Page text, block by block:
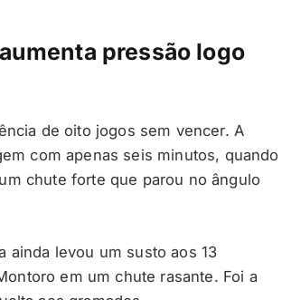
pressão logo
de oito jogos sem vencer. A
com apenas seis minutos, quando
chute forte que parou no ângulo
ainda levou um susto aos 13
em um chute rasante. Foi a